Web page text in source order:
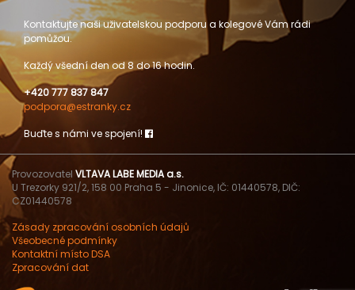
Kontaktujte naši uživatelskou podporu a kolegové Vám rádi
pomůžou.
Každý všední den od 8 do 16 hodin.
+420 777 837 847
podpora@estranky.cz
Buďte s námi ve spojení!
Provozovatel VLTAVA LABE MEDIA a.s.
U Trezorky 921/2, 158 00 Praha 5 - Jinonice, IČ: 01440578, DIČ:
CZ01440578
Zásady zpracování osobních údajů
Všeobecné podmínky
Kontaktní místo DSA
Zpracování dat